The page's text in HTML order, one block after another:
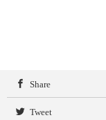
Share
Tweet